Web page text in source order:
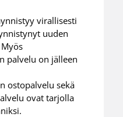
virallisesti
uuden
palvelu on jälleen
ostopalvelu sekä
ovat tarjolla